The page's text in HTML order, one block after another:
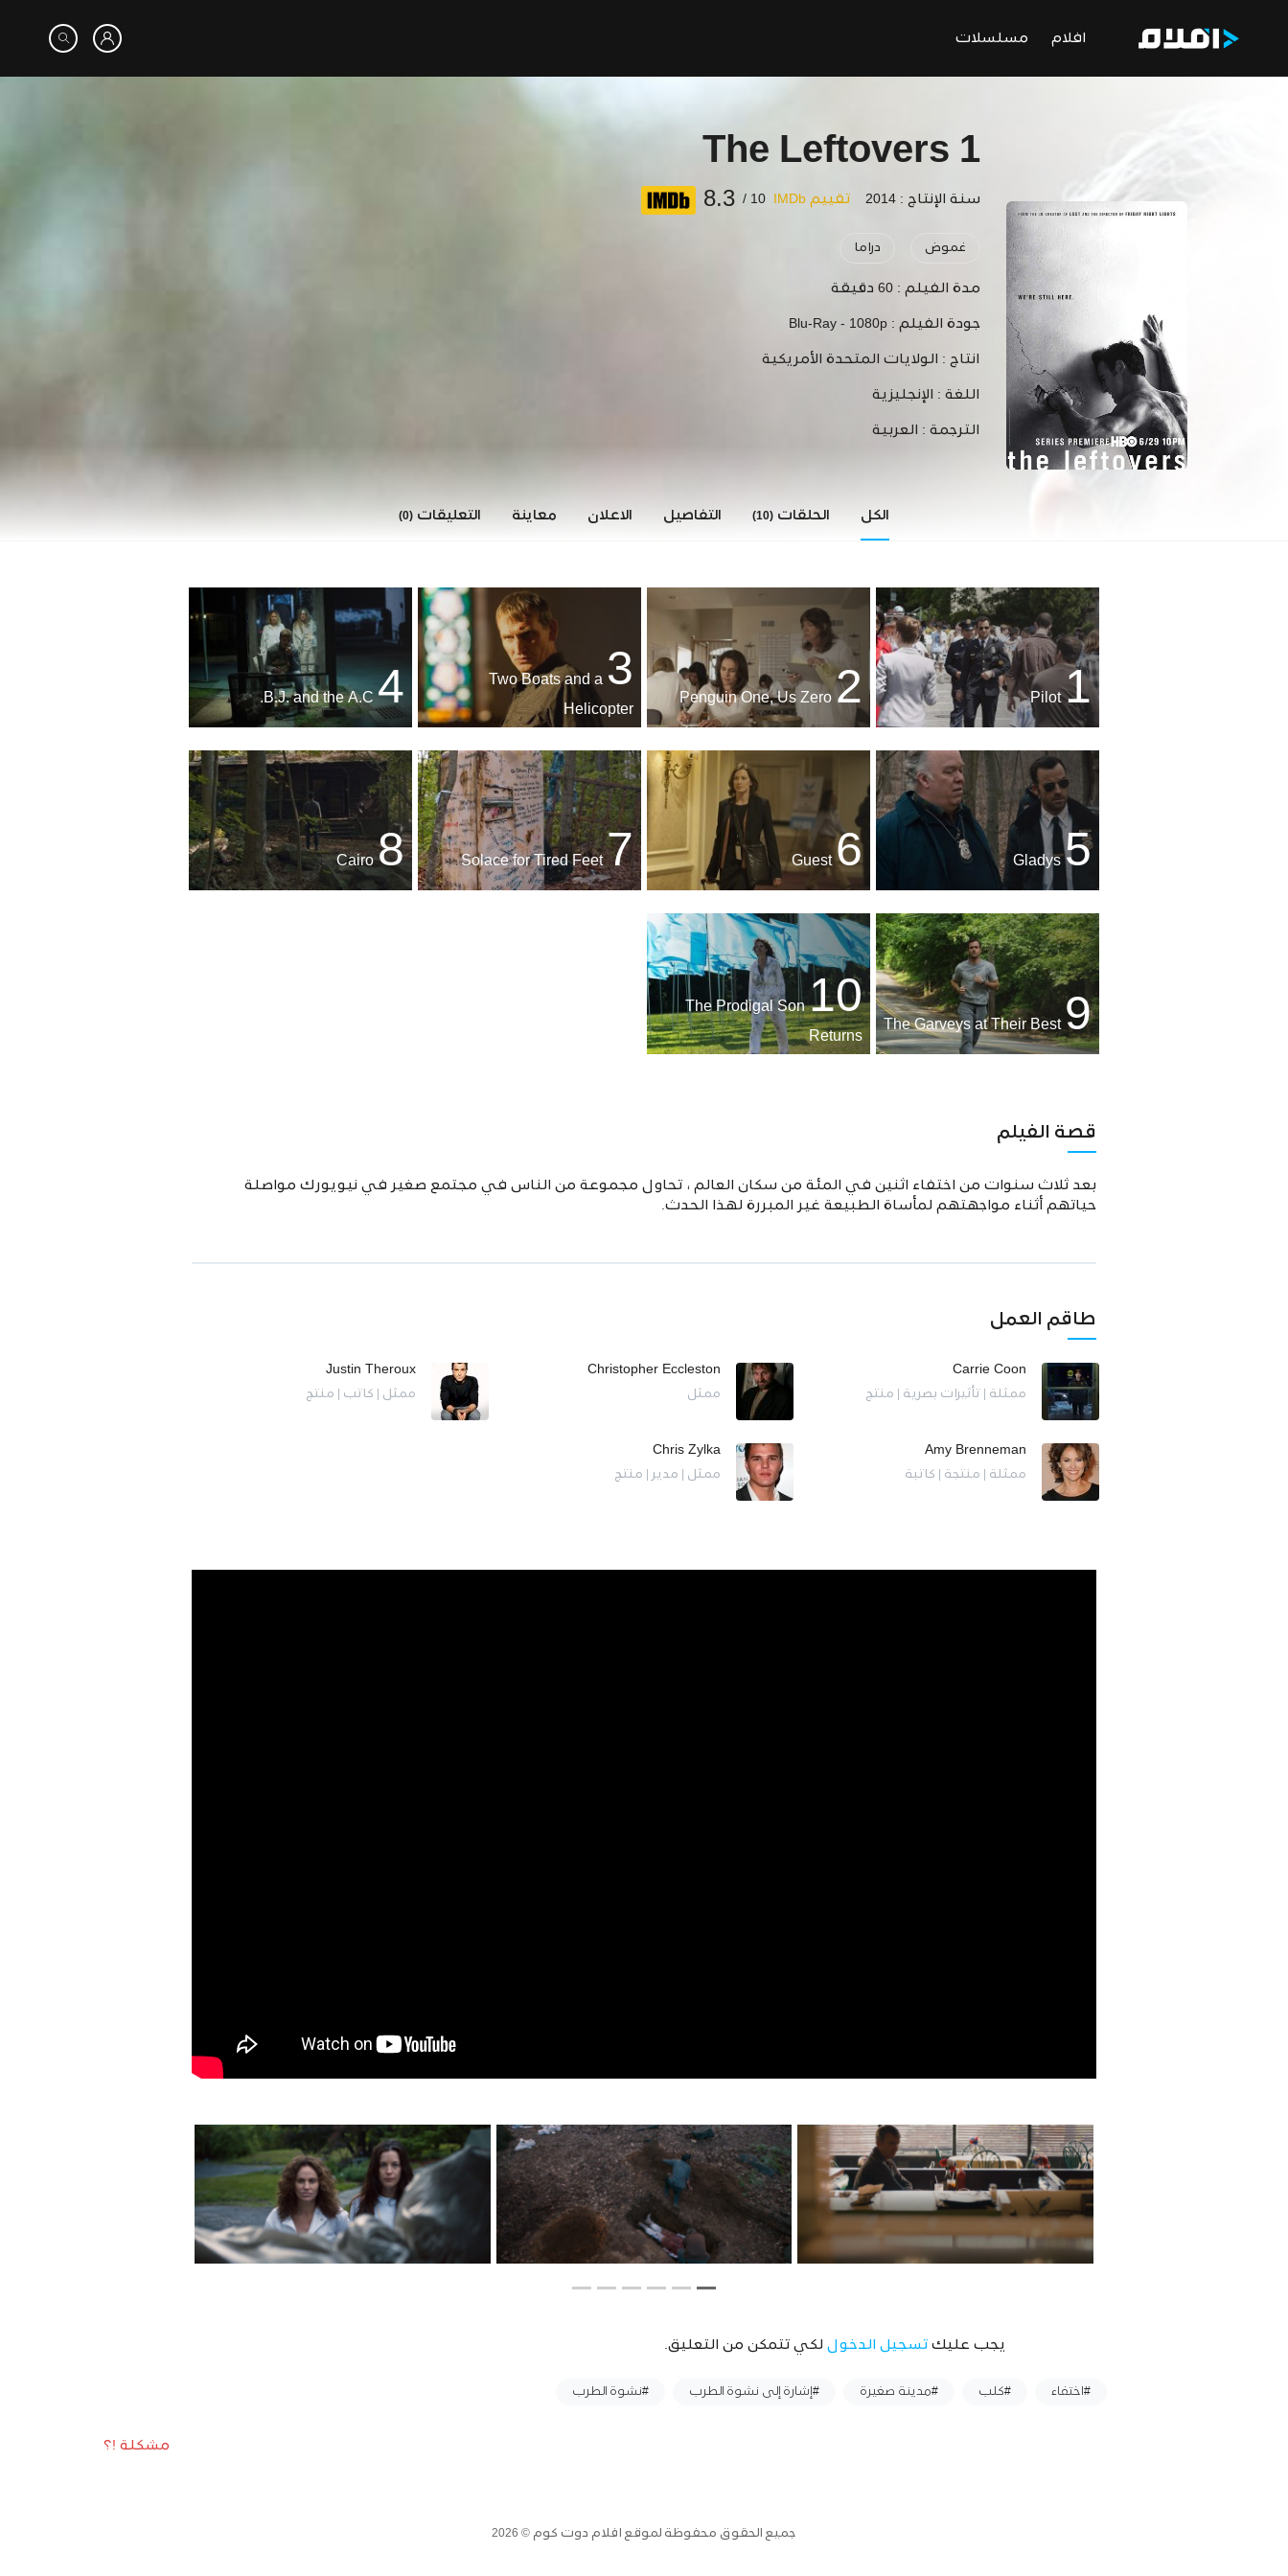
افلام مسلسلات
The Leftovers 1
سنة الإنتاج : 2014 تقييم IMDb 10 /
8.3
غموض دراما
مدة الفيلم :60 دقيقة
جودة الفيلم :Blu-Ray - 1080p
انتاج : الولايات المتحدة الأمريكية
اللغة : الإنجليزية
الترجمة : العربية
الكل الحلقات (10) التفاصيل الاعلان معاينة التعليقات (0)
1
Pilot
2
3
Two Boats and a
Helicopter
4
5
6
Guest
7
Solace for Tired Feet
8
Cairo
9
The Garveys at Their Best
10
The Prodigal Son
Returns
قصة الفيلم
بعد ثلاث سنوات من اختفاء اثنين في المئة من سكان العالم ، تحاول مجموعة من الناس في مجتمع صغير في نيويورك مواصلة
حياتهم أثناء مواجهتهم لمأساة الطبيعة غير المبررة لهذا الحدث.
طاقم العمل
Carrie Coon
ممثلة | تأثيرات بصرية | منتج
Christopher Eccleston
ممثل
Justin Theroux
ممثل | كاتب | منتج
Amy Brenneman
ممثلة | منتجة | كاتبة
Chris Zylka
ممثل | مدير | منتج
يجب عليك تسجيل الدخول لكي تتمكن من التعليق.
#اختفاء #كلب #مدينة صغيرة #إشارة إلى نشوة الطرب #نشوة الطرب
مشكلة !؟
جميع الحقوق محفوظة لموقع افلام دوت كوم © 2026